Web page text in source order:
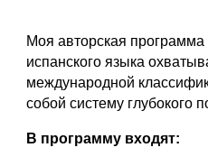
Моя авторская программа
испанского языка
международной
собой систему глубокого
В программу входят: